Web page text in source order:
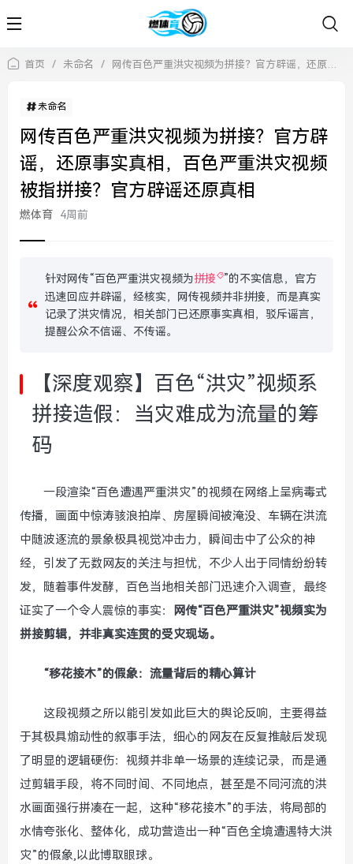
首页 / 未命名 / 网传百色严重洪灾视频为拼接？官方辟谣，还原事实真相，百色严重洪灾视频被指拼接？官方辟谣还原真相
未命名
网传百色严重洪灾视频为拼接？官方辟
谣，还原事实真相，百色严重洪灾视频
被指拼接？官方辟谣还原真相
燃体育 4周前
针对网传“百色严重洪灾视频为拼接
”的不实信息，官方
迅速回应并辟谣，经核实，网传视频并非拼接，而是真实
记录了洪灾情况，相关部门已还原事实真相，驳斥谣言，
提醒公众不信谣、不传谣。
【深度观察】百色“洪灾”视频系
拼接造假：当灾难成为流量的筹
码
一段渲染“百色遭遇严重洪灾”的视频在网络上呈病毒式
传播，画面中惊涛骇浪拍岸、房屋瞬间被淹没、车辆在洪流
中随波逐流的景象极具视觉冲击力，瞬间击中了公众的神
经，引发了无数网友的关注与担忧，不少人出于同情纷纷转
发，随着事件发酵，百色当地相关部门迅速介入调查，最终
证实了一个令人震惊的事实：
网传“百色严重洪灾”视频实为
拼接剪辑，并非真实连贯的受灾现场。
“移花接木”的假象：流量背后的精心算计
这段视频之所以能引发如此巨大的舆论反响，主要得益
于其极具煽动性的叙事手法，细心的网友在反复推敲后发现
了明显的逻辑硬伤：视频并非单一场景的连续记录，而是通
过剪辑手段，将不同时间、不同地点，甚至是不同河流的洪
水画面强行拼凑在一起，这种“移花接木”的手法，将局部的
水情夸张化、整体化，成功营造出一种“百色全境遭遇特大洪
灾”的假象,以此博取眼球。